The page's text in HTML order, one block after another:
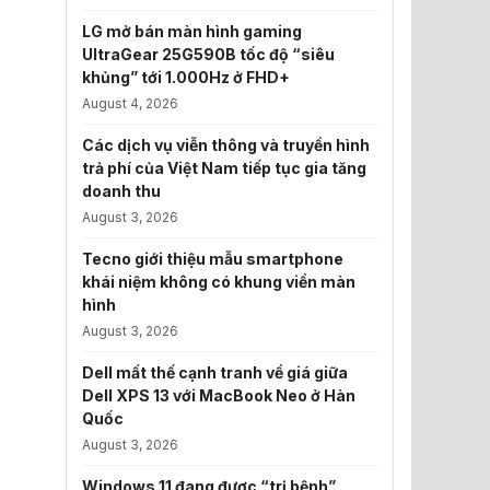
LG mở bán màn hình gaming
UltraGear 25G590B tốc độ “siêu
khủng” tới 1.000Hz ở FHD+
August 4, 2026
Các dịch vụ viễn thông và truyền hình
trả phí của Việt Nam tiếp tục gia tăng
doanh thu
August 3, 2026
Tecno giới thiệu mẫu smartphone
khái niệm không có khung viền màn
hình
August 3, 2026
Dell mất thế cạnh tranh về giá giữa
Dell XPS 13 với MacBook Neo ở Hàn
Quốc
August 3, 2026
Windows 11 đang được “trị bệnh”